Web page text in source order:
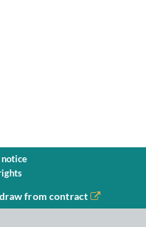
notice
from contract